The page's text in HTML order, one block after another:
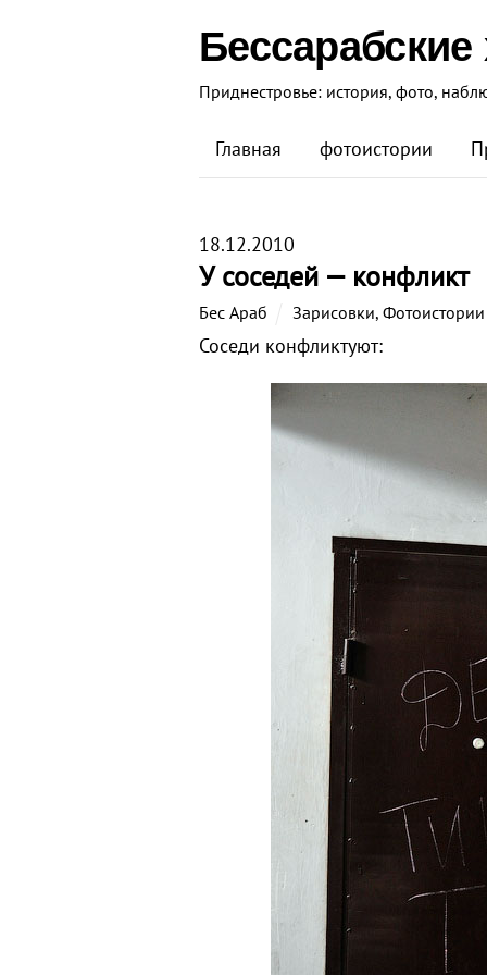
Бессарабские
Приднестровье: история, фото,
Главная фотоистории
18.12.2010
У соседей — конфликт
Бес Араб Зарисовки, Фотоистории
Соседи конфликтуют: